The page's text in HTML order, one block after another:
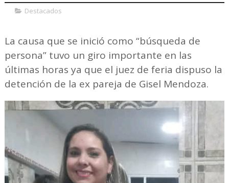
Destacados
La causa que se inició como “búsqueda de
persona” tuvo un giro importante en las
últimas horas ya que el juez de feria dispuso la
detención de la ex pareja de Gisel Mendoza.